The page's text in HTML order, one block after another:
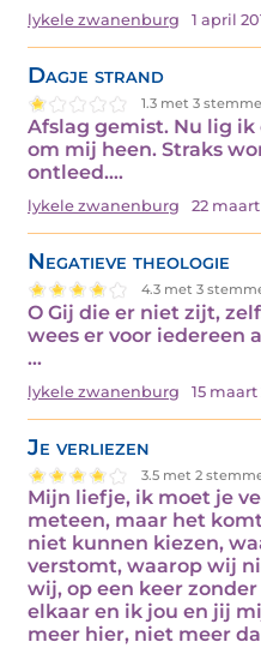
lykele zwanenburg 1 april
Dagje strand
1.3 met 3
Afslag gemist. Nu lig
om mij heen. Straks
ontleed.…
lykele zwanenburg 22 maart
Negatieve theologie
4.3 met 3
O Gij die er niet zijt,
wees er voor iedereen
…
lykele zwanenburg 15 maart
Je verliezen
3.5 met 2
Mijn liefje, ik moet je
meteen, maar het
niet kunnen kiezen,
verstomt, waarop wij
wij, op een keer
elkaar en ik jou en jij
meer hier, niet meer